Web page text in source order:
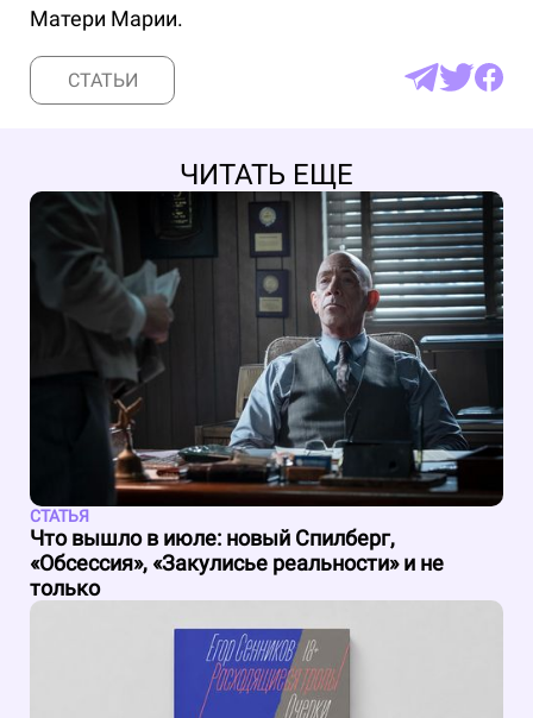
Матери Марии.
СТАТЬИ
ЧИТАТЬ ЕЩЕ
СТАТЬЯ
Что вышло в июле: новый Спилберг,
«Обсессия», «Закулисье реальности» и не
только